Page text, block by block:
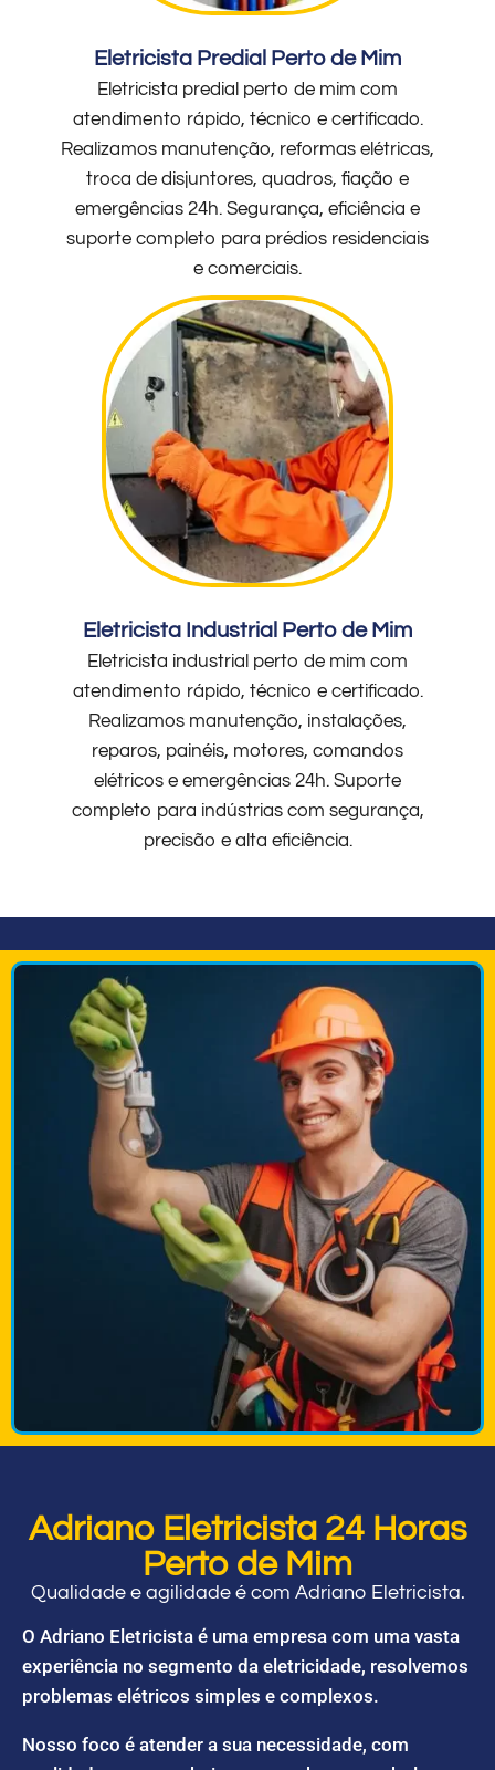
Eletricista Predial Perto de Mim
Eletricista predial perto de mim com
atendimento rápido, técnico e certificado.
Realizamos manutenção, reformas elétricas,
troca de disjuntores, quadros, fiação e
emergências 24h. Segurança, eficiência e
suporte completo para prédios residenciais
e comerciais.
Eletricista Industrial Perto de Mim
Eletricista industrial perto de mim com
atendimento rápido, técnico e certificado.
Realizamos manutenção, instalações,
reparos, painéis, motores, comandos
elétricos e emergências 24h. Suporte
completo para indústrias com segurança,
precisão e alta eficiência.
Adriano Eletricista 24 Horas
Perto de Mim
Qualidade e agilidade é com Adriano Eletricista.
O Adriano Eletricista é uma empresa com uma vasta
experiência no segmento da eletricidade, resolvemos
problemas elétricos simples e complexos.
Nosso foco é atender a sua necessidade, com